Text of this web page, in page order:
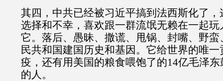
其四，中共已经被习近平搞到法西斯化了
选择和不幸，喜欢跟一群流氓无赖在一起
它。落后、愚昧、撒谎、甩锅、封嘴、野
民共和国建国历史和基因。它给世界的唯
疫，还有用美国的粮食喂饱了的14亿毛泽
的人。